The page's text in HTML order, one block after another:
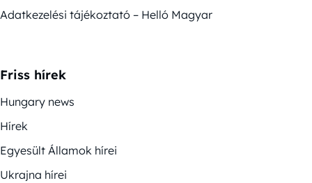
Adatkezelési tájékoztató – Helló Magyar
Friss hírek
Hungary news
Hírek
Egyesült Államok hírei
Ukrajna hírei